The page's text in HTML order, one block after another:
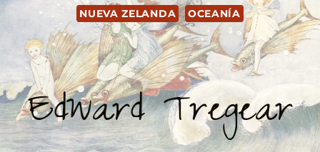
NUEVA ZELANDA OCEANÍA
Edward Tregear